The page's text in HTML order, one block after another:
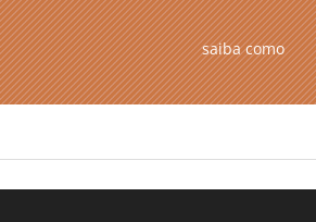
saiba como